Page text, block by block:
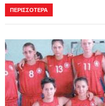
ΠΕΡΙΣΣΟΤΕΡΑ